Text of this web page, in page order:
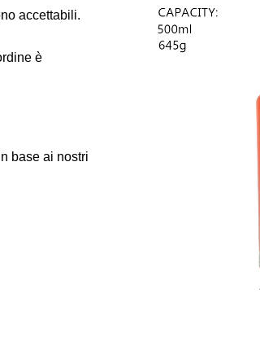
accettabili.
è
base ai nostri